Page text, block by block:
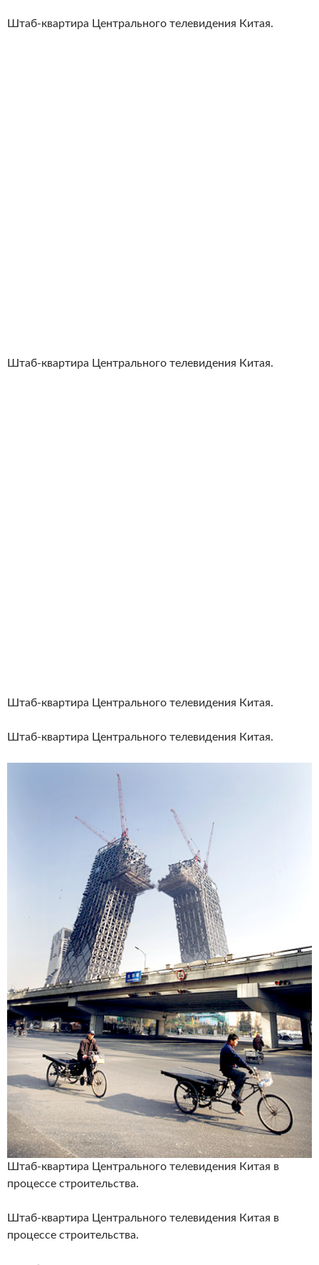
Штаб-квартира Центрального телевидения Китая.
Штаб-квартира Центрального телевидения Китая.
Штаб-квартира Центрального телевидения Китая.
Штаб-квартира Центрального телевидения Китая.
Штаб-квартира Центрального телевидения Китая в
процессе строительства.
Штаб-квартира Центрального телевидения Китая в
процессе строительства.